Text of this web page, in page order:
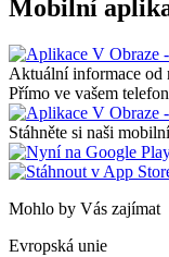
Mobilní
Aktuální informace od
Přímo ve vašem
Stáhněte si naši
Mohlo by Vás zajímat
Evropská unie